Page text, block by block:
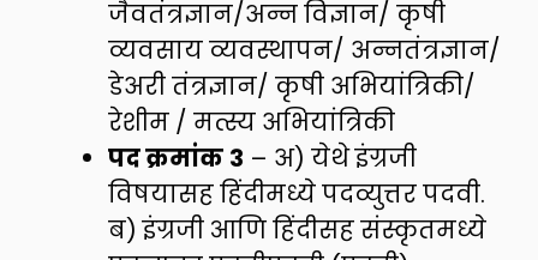
जैवतंत्रज्ञान/अन्न विज्ञान/ कृषी
व्यवसाय व्यवस्थापन/ अन्नतंत्रज्ञान/
डेअरी तंत्रज्ञान/ कृषी अभियांत्रिकी/
रेशीम / मत्स्य अभियांत्रिकी
पद क्रमांक 3 – अ) येथे इंग्रजी
विषयासह हिंदीमध्ये पदव्युत्तर पदवी.
ब) इंग्रजी आणि हिंदीसह संस्कृतमध्ये